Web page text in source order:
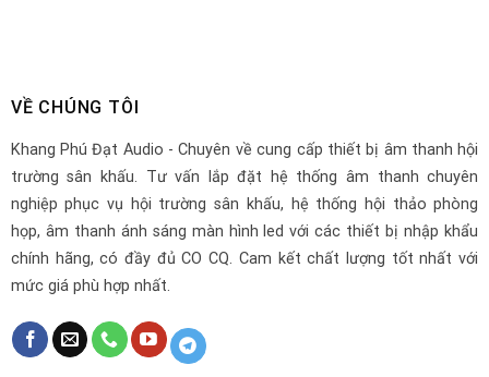
VỀ CHÚNG TÔI
Khang Phú Đạt Audio - Chuyên về cung cấp thiết bị âm thanh hội
trường sân khấu. Tư vấn lắp đặt hệ thống âm thanh chuyên
nghiệp phục vụ hội trường sân khấu, hệ thống hội thảo phòng
họp, âm thanh ánh sáng màn hình led với các thiết bị nhập khẩu
chính hãng, có đầy đủ CO CQ. Cam kết chất lượng tốt nhất với
mức giá phù hợp nhất.